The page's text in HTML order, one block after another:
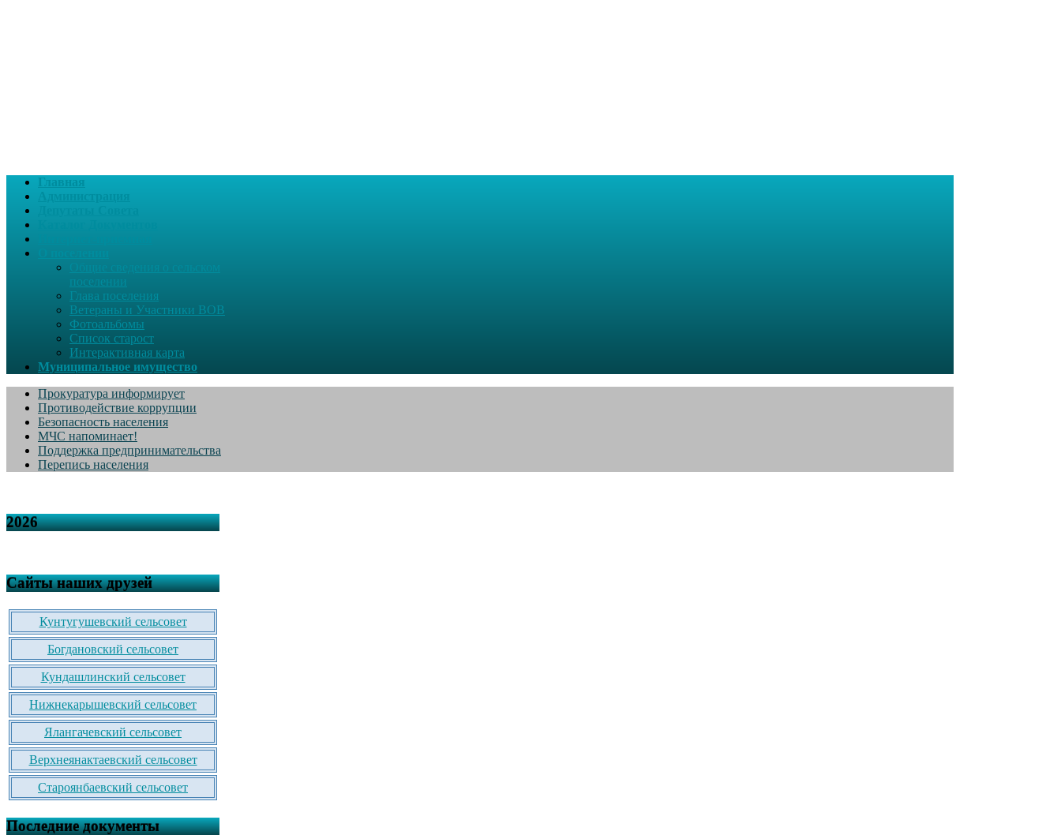
Главная
поселении
Глава поселения
Ветераны и Участники ВОВ
Фотоальбомы
Список старост
Интерактивная карта
Муниципальное имущество
Прокуратура информирует
Противодействие коррупции
Безопасность населения
МЧС напоминает!
Поддержка предпринимательства
Перепись населения
2026
Сайты наших друзей
Кунтугушевский сельсовет
Богдановский сельсовет
Кундашлинский сельсовет
Нижнекарышевский сельсовет
Ялангачевский сельсовет
Верхнеянактаевский сельсовет
Староянбаевский сельсовет
Последние документы